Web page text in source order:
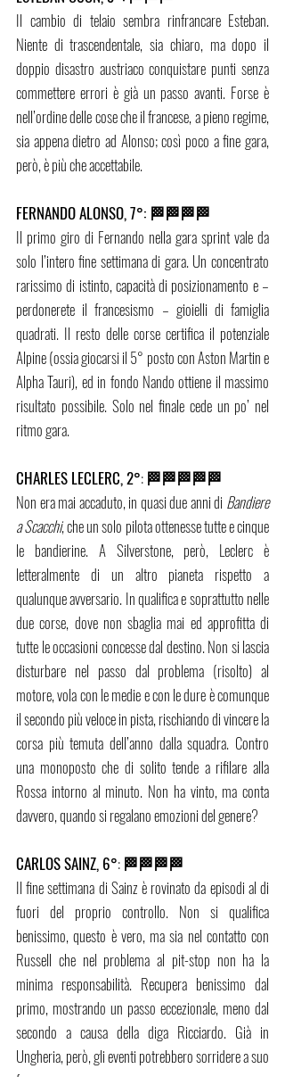
Il cambio di telaio sembra rinfrancare Esteban.
Niente di trascendentale, sia chiaro, ma dopo il
doppio disastro austriaco conquistare punti senza
commettere errori è già un passo avanti. Forse è
nell’ordine delle cose che il francese, a pieno regime,
sia appena dietro ad Alonso; così poco a fine gara,
però, è più che accettabile.
FERNANDO ALONSO, 7°: 🏁🏁🏁🏁
Il primo giro di Fernando nella gara sprint vale da
solo l’intero fine settimana di gara. Un concentrato
rarissimo di istinto, capacità di posizionamento e –
perdonerete il francesismo – gioielli di famiglia
quadrati. Il resto delle corse certifica il potenziale
Alpine (ossia giocarsi il 5° posto con Aston Martin e
Alpha Tauri), ed in fondo Nando ottiene il massimo
risultato possibile. Solo nel finale cede un po’ nel
ritmo gara.
CHARLES LECLERC, 2°: 🏁🏁🏁🏁🏁
Non era mai accaduto, in quasi due anni di Bandiere
a Scacchi, che un solo pilota ottenesse tutte e cinque
le bandierine. A Silverstone, però, Leclerc è
letteralmente di un altro pianeta rispetto a
qualunque avversario. In qualifica e soprattutto nelle
due corse, dove non sbaglia mai ed approfitta di
tutte le occasioni concesse dal destino. Non si lascia
disturbare nel passo dal problema (risolto) al
motore, vola con le medie e con le dure è comunque
il secondo più veloce in pista, rischiando di vincere la
corsa più temuta dell’anno dalla squadra. Contro
una monoposto che di solito tende a rifilare alla
Rossa intorno al minuto. Non ha vinto, ma conta
davvero, quando si regalano emozioni del genere?
CARLOS SAINZ, 6°: 🏁🏁🏁🏁
Il fine settimana di Sainz è rovinato da episodi al di
fuori del proprio controllo. Non si qualifica
benissimo, questo è vero, ma sia nel contatto con
Russell che nel problema al pit-stop non ha la
minima responsabilità. Recupera benissimo dal
primo, mostrando un passo eccezionale, meno dal
secondo a causa della diga Ricciardo. Già in
Ungheria, però, gli eventi potrebbero sorridere a suo